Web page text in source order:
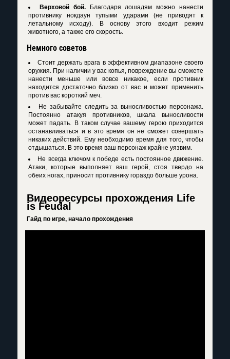
Верховой бой.Благодаря лошадям можно нанести
противнику нокдаун тупыми ударами (не приводят к
летальному исходу). В основу этого входит режим
животного, а также его скорость.
Немного советов
Стоит держать врага в эффективном диапазоне своего
оружия. При наличии у вас копья, повреждение вы сможете
нанести меньше или вовсе никакое, если противник
находится достаточно близко от вас и может применить
против вас короткий меч.
Не забывайте следить за выносливостью персонажа.
Постоянно атакуя противников, шкала выносливости
может падать. В таком случае вашему герою приходится
останавливаться и в это время он не сможет совершать
никаких действий. Ему необходимо время для того, чтобы
отдышаться. В это время ваш персонаж крайне уязвим.
Не всегда ключом к победе есть постоянное движение.
Атаки, которые выполняет ваш герой, стоя твердо на
обеих ногах, приносит противнику гораздо больше урона.
Видеоресурсы прохождения Life
is Feudal
Гайд по игре, начало прохождения